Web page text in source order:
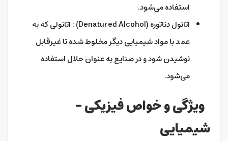
استفاده می‌شود.
اتانول دناتوره (Denatured Alcohol) : اتانولی که به
عمد با مواد شیمیایی دیگر مخلوط شده تا غیرقابل
نوشیدن شود و در صنایع به عنوان حلال استفاده
می‌شود.
ویژگی‌ و خواص فیزیکی –
شیمیایی